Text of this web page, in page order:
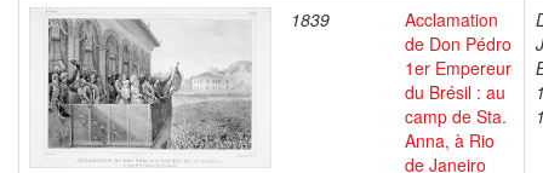
1839
Acclamation
de Don Pédro
1er Empereur
du Brésil : au
camp de Sta.
Anna, à Rio
de Janeiro